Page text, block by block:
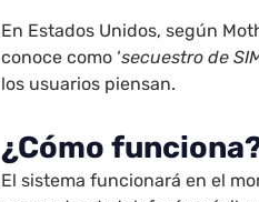
En Estados Unidos, según
conoce como ‘secuestro de
los usuarios piensan.
¿Cómo
El sistema funcionará en el